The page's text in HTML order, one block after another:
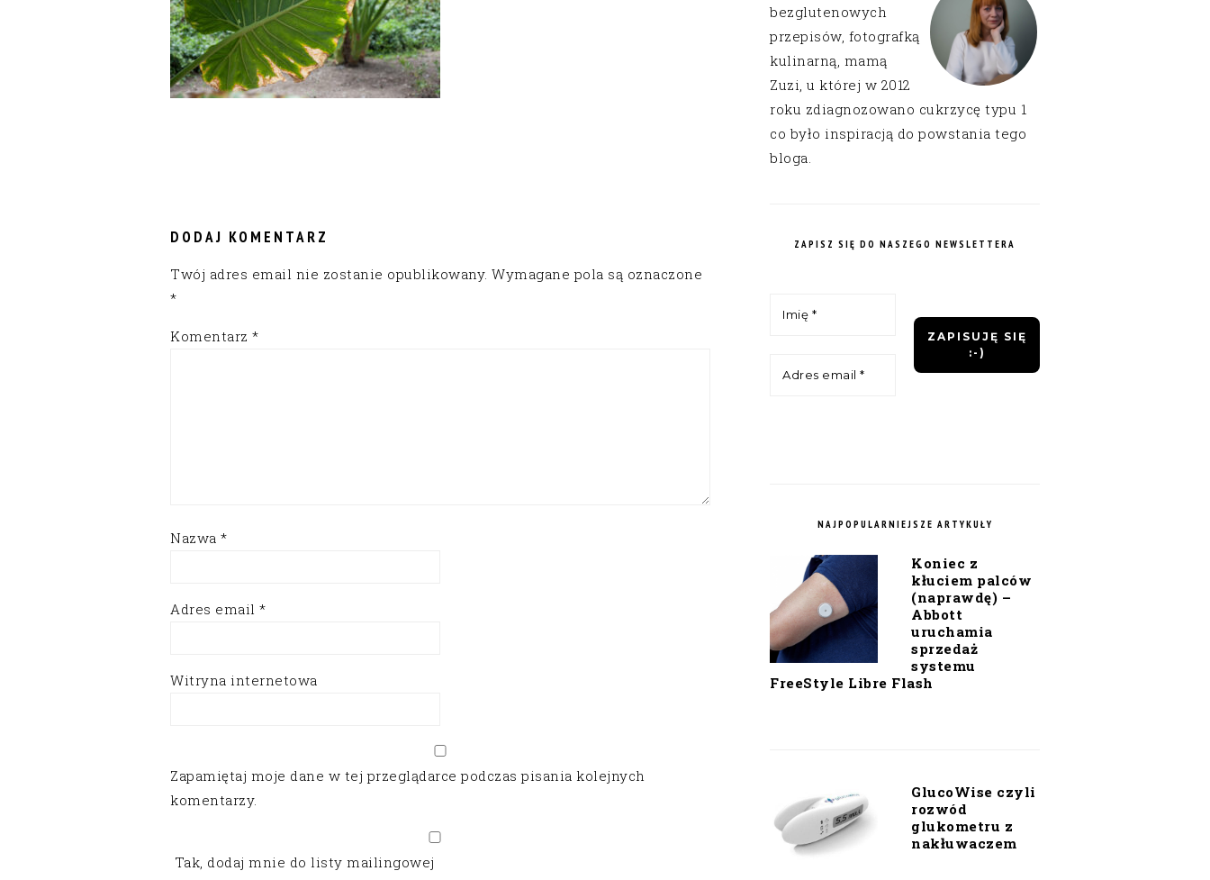
DODAJ KOMENTARZ
Twój adres email nie zostanie opublikowany. Wymagane pola są oznaczone
*
Komentarz *
Nazwa *
Adres email *
Witryna internetowa
Zapamiętaj moje dane w tej przeglądarce podczas pisania kolejnych
komentarzy.
Tak, dodaj mnie do listy mailingowej
bezglutenowych
przepisów, fotografką
kulinarną, mamą
Zuzi, u której w 2012
roku zdiagnozowano cukrzycę typu 1
co było inspiracją do powstania tego
bloga.
ZAPISZ SIĘ DO NASZEGO NEWSLETTERA
NAJPOPULARNIEJSZE ARTYKUŁY
Koniec z
kłuciem palców
(naprawdę) –
Abbott
uruchamia
sprzedaż
systemu
FreeStyle Libre Flash
GlucoWise czyli
rozwód
glukometru z
nakłuwaczem